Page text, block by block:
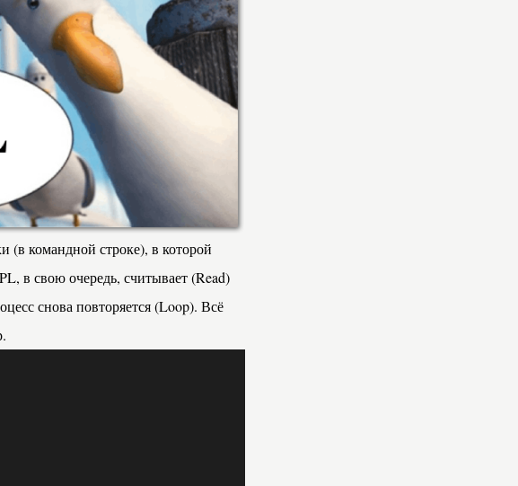
(в командной строке), в которой
в свою очередь, считывает (Read)
снова повторяется (Loop). Всё